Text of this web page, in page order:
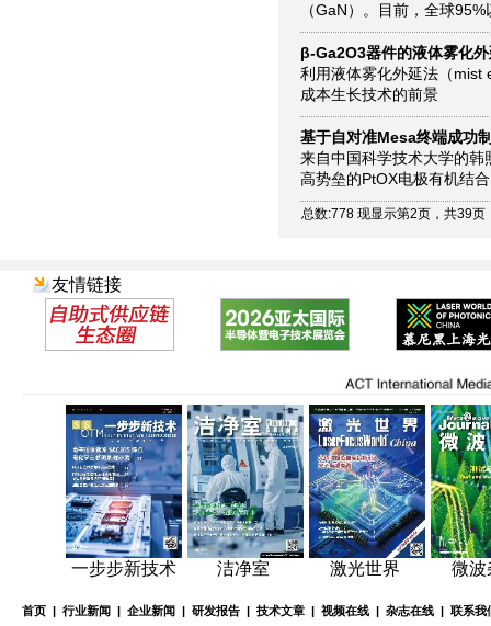
（GaN）。目前，全球
β-Ga2O3器件的液体雾化
利用液体雾化外延法（mist
成本生长技术的前景
基于自对准Mesa终端成功
来自中国科学技术大学的
高势垒的PtOX电极有机结
总数:778 现显示第2页，共39页
友情链接
一步步新技术 洁净室 激光世界 微波
首页 行业新闻 企业新闻 研发报告 技术文章 视频在线 杂志在线 联系我